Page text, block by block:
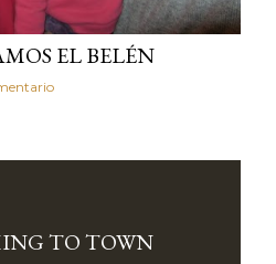
EL BELÉN
TO TOWN